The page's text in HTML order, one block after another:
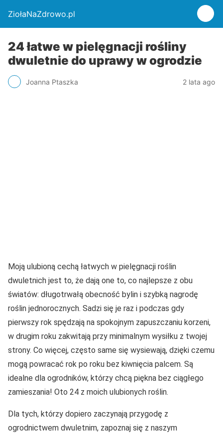
ZiołaNaZdrowo.pl
24 łatwe w pielęgnacji rośliny
dwuletnie do uprawy w ogrodzie
Joanna Ptaszka 2 lata ago
Moją ulubioną cechą łatwych w pielęgnacji roślin
dwuletnich jest to, że dają one to, co najlepsze z obu
światów: długotrwałą obecność bylin i szybką nagrodę
roślin jednorocznych. Sadzi się je raz i podczas gdy
pierwszy rok spędzają na spokojnym zapuszczaniu korzeni,
w drugim roku zakwitają przy minimalnym wysiłku z twojej
strony. Co więcej, często same się wysiewają, dzięki czemu
mogą powracać rok po roku bez kiwnięcia palcem. Są
idealne dla ogrodników, którzy chcą piękna bez ciągłego
zamieszania! Oto 24 z moich ulubionych roślin.
Dla tych, którzy dopiero zaczynają przygodę z
ogrodnictwem dwuletnim, zapoznaj się z naszym